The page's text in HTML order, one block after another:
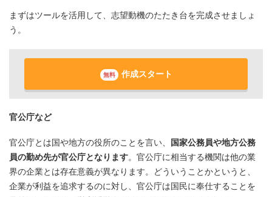
まずはツールを活用して、志望動機のたたき台を完成させましょ
う。
無料 作成スタート
官公庁など
官公庁とは国や地方の役所のことを言い、
国家公務員や地方公務
員の勤め先が官公庁となります。官公庁に相当する機関は他の業
界の企業とは存在意義が異なります。どういうことかというと、
企業が利益を追求するのに対し、官公庁は国民に奉仕することを